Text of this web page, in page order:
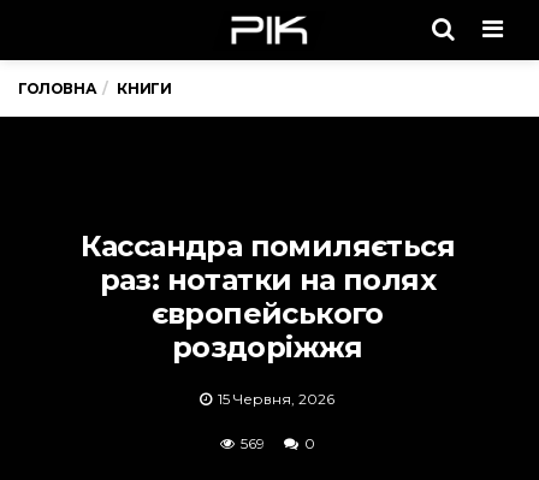
ГОЛОВНА КНИГИ
Кассандра помиляється
раз: нотатки на полях
європейського
роздоріжжя
15 Червня, 2026
569 0